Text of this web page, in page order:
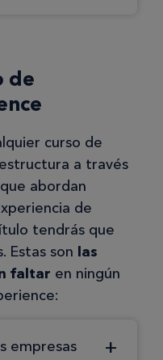
de
curso de
a través
que abordan
de
tendrás que
Estas son las
faltar en ningún
empresas